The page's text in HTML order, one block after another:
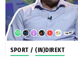
SPORT / (IN)DIREKT